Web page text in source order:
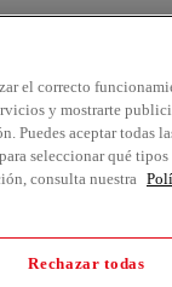
el correcto
y mostrarte
Puedes aceptar todas
seleccionar qué tipos
consulta nuestra
Rechazar todas